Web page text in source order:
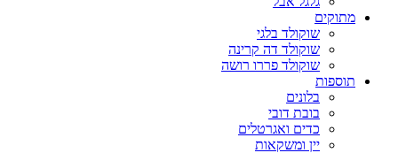
מתוקים
שוקולד בלגי
שוקולד דה קרינה
שוקולד פררו רושה
תוספות
בלונים
בובת דובי
כדים ואגרטלים
יין ומשקאות